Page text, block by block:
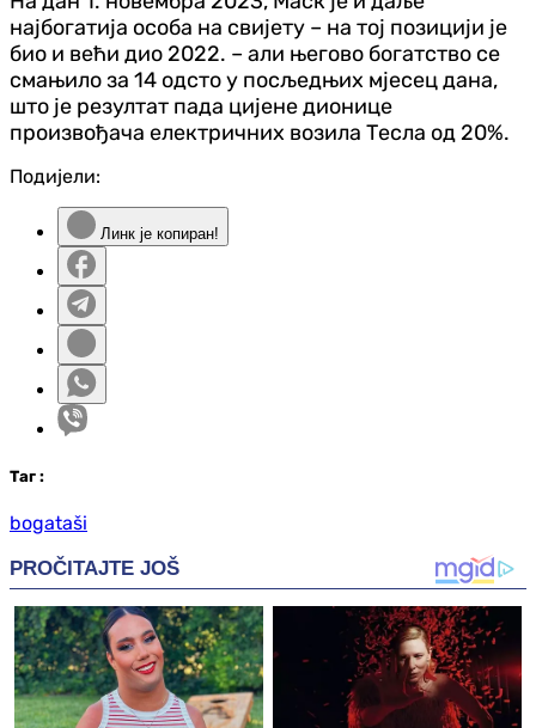
најбогатија особа на свијету – на тој позицији је
био и већи дио 2022. – али његово богатство се
смањило за 14 одсто у посљедњих мјесец дана,
што је резултат пада цијене дионице
произвођача електричних возила Тесла од 20%.
Подијели:
Линк је копиран!
Таг :
bogataši